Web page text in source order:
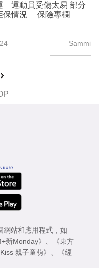
運動員受傷太易 部分
保情況 ︳保險專欄
Sammi
網站和應用程式，如
新Monday》 、
《東方
親子童萌》 、
《經